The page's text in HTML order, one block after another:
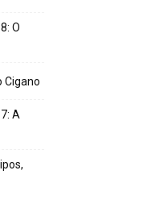
O
Cigano
A